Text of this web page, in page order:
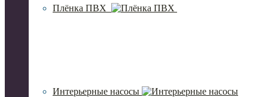
Плёнка ПВХ
Интерьерные насосы